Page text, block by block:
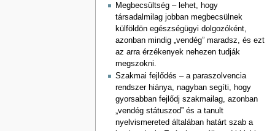
Megbecsültség – lehet, hogy
társadalmilag jobban megbecsülnek
külföldön egészségügyi dolgozóként,
azonban mindig „vendég” maradsz, és ezt
az arra érzékenyek nehezen tudják
megszokni.
Szakmai fejlődés – a paraszolvencia
rendszer hiánya, nagyban segíti, hogy
gyorsabban fejlődj szakmailag, azonban
„vendég státuszod” és a tanult
nyelvismereted általában határt szab a